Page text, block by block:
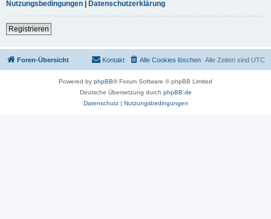
Nutzungsbedingungen | Datenschutzerklärung
Registrieren
Foren-Übersicht Alle Zeiten sind UTC
Alle Cookies löschen
Kontakt
Powered by phpBB® Forum Software © phpBB Limited
Deutsche Übersetzung durch phpBB.de
Datenschutz| Nutzungsbedingungen